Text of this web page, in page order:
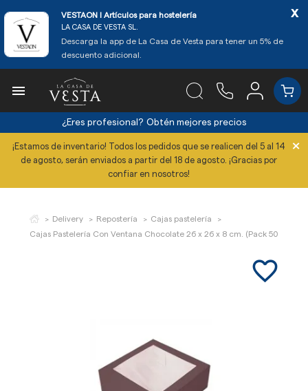
VESTAON l Artículos para hostelería
LA CASA DE VESTA SL.
Descarga la app de La Casa de Vesta para tener un 5% de
descuento adicional.
x

¿Eres profesional? Obtén mejores precios
¡Estamos de inventario! Todos los pedidos que se realicen del 5 al 14
de agosto, serán enviados a partir del 18 de agosto. ¡Gracias por
confiar en nosotros!
×
Delivery Repostería
Cajas pastelería
Cajas Pastelería Con Ventana Chocolate 26 x 26 x 8 cm. (Pack 50 Uds.)
favorite_border